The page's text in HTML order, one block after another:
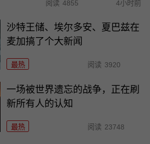
阅读 4855 4小时前
沙特王储、埃尔多安、夏巴兹在
麦加搞了个大新闻
最热 阅读 3920
一场被世界遗忘的战争，正在刷
新所有人的认知
最热 阅读 23748